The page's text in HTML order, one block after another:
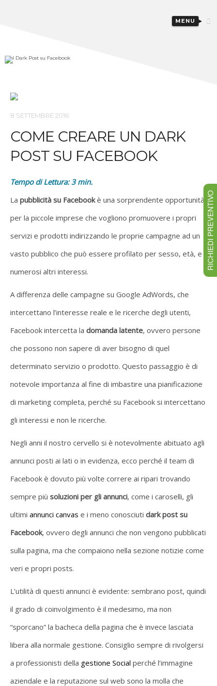
MENU
8 SETTEMBRE 2016
COME CREARE UN DARK
POST SU FACEBOOK
Tempo di Lettura:3 min.
La pubblicità su Facebookè una sorprendente opportunità
per la piccole imprese che vogliono promuovere i propri
servizi e prodotti indirizzando le proprie campagne ad un
vasto pubblico che può essere profilato per sesso, età, e
numerosi altri interessi.
A differenza delle campagne su Google AdWords, che
intercettano l’interesse reale e le ricerche degli utenti,
Facebook intercetta la domanda latente, ovvero persone
che possono non sapere di aver bisogno di quel
determinato servizio o prodotto. Questo passaggio è di
notevole importanza al fine di imbastire una pianificazione
di marketing completa, perché su Facebook si intercettano
gli interessi e non le ricerche.
Negli anni il nostro cervello si è notevolmente abituato agli
annunci posti ai lati o in evidenza, ecco perché il team di
Facebook è dovuto più volte correre ai ripari trovando
sempre più soluzioni per gli annunci, come i caroselli, gli
ultimi annunci canvas e i meno conosciuti dark post su
Facebook, ovvero degli annunci che non vengono pubblicati
sulla pagina, ma che compaiono nella sezione notizie come
veri e propri posts.
L’utilità di questi annunci è evidente: sembrano post, quindi
il grado di coinvolgimento è il medesimo, ma non
“sporcano” la bacheca della pagina che è invece lasciata
libera alla normale gestione. Consiglio sempre di rivolgersi
a professionisti della gestione Social perché l’immagine
aziendale e la reputazione sul web sono la molla che
RICHIEDI PREVENTIVO